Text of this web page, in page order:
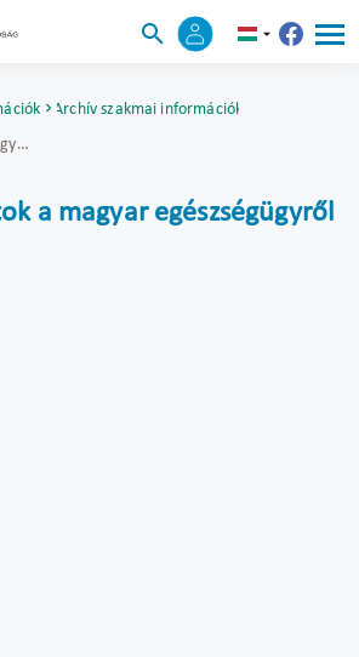
Archív szakmai információk
Alapvető adatok a magyar egészségügyről
a magyar egészségügyről